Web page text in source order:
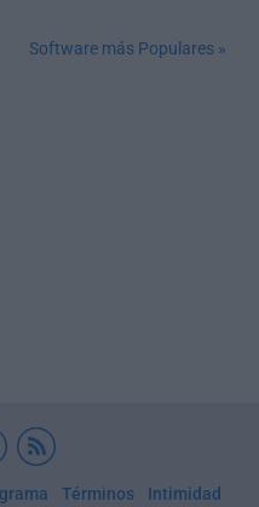
Software más Populares »
Términos Intimidad